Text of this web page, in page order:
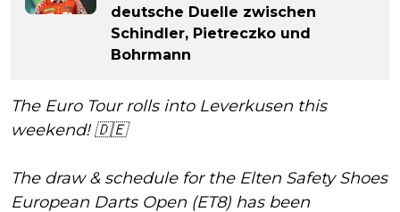
deutsche Duelle zwischen
Schindler, Pietreczko und
Bohrmann
The Euro Tour rolls into Leverkusen this
weekend! 🇩🇪
The draw & schedule for the Elten Safety Shoes
European Darts Open (ET8) has been